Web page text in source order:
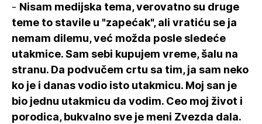
- Nisam medijska tema, verovatno su druge
teme to stavile u "zapećak", ali vratiću se ja
nemam dilemu, već možda posle sledeće
utakmice. Sam sebi kupujem vreme, šalu na
stranu. Da podvučem crtu sa tim, ja sam neko
ko je i danas vodio isto utakmicu. Moj san je
bio jednu utakmicu da vodim. Ceo moj život i
porodica, bukvalno sve je meni Zvezda dala.